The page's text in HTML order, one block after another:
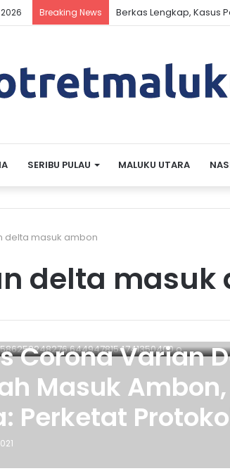
Breaking News Berkas Lengkap, Kasus
SERIBU PULAU MALUKU UTARA
delta masuk ambon
delta masuk
Corona Varian
Masuk
Perketat